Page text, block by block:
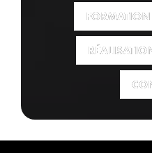
FORMATION
FORMATION